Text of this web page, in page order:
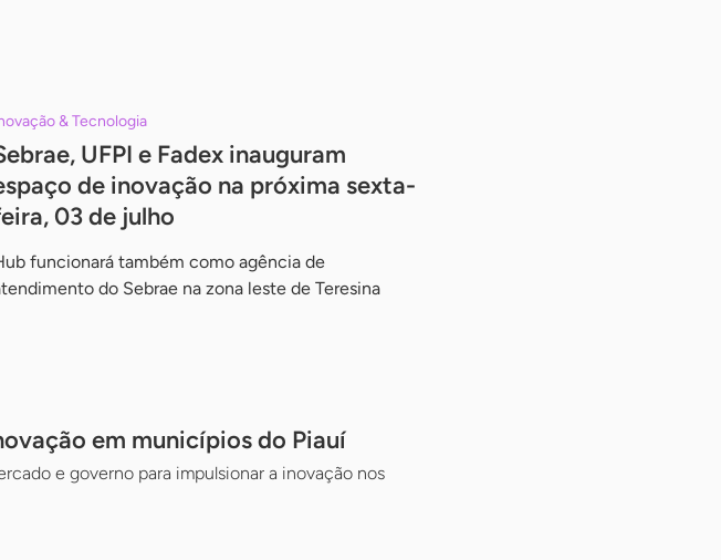
& Tecnologia
UFPI e Fadex inauguram
de inovação na próxima sexta-
03 de julho
funcionará também como agência de
do Sebrae na zona leste de Teresina
em municípios do Piauí
e governo para impulsionar a inovação nos